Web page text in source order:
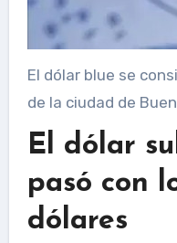
El dólar blue se
de la ciudad de
El dólar
pasó con
dólares